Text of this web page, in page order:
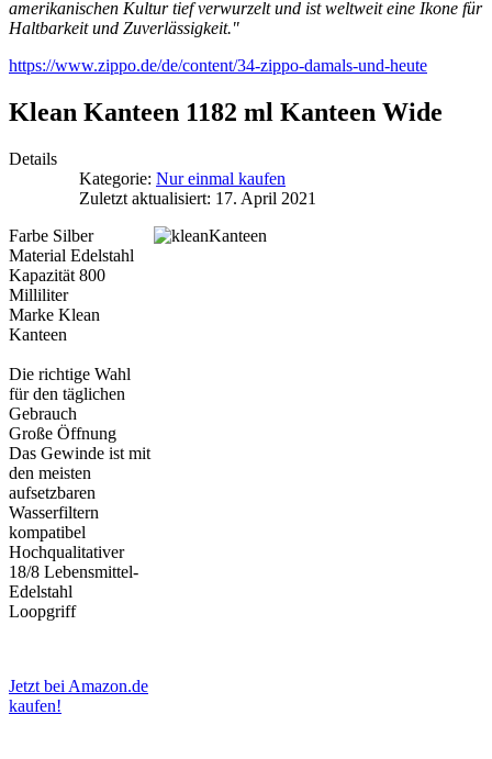
amerikanischen Kultur tief verwurzelt und ist weltweit eine Ikone für
Haltbarkeit und Zuverlässigkeit."
https://www.zippo.de/de/content/34-zippo-damals-und-heute
Klean Kanteen 1182 ml Kanteen Wide
Details
Kategorie: Nur einmal kaufen
Zuletzt aktualisiert: 17. April 2021
Farbe Silber
Material Edelstahl
Kapazität 800
Milliliter
Marke Klean
Kanteen
Die richtige Wahl
für den täglichen
Gebrauch
Große Öffnung
Das Gewinde ist mit
den meisten
aufsetzbaren
Wasserfiltern
kompatibel
Hochqualitativer
18/8 Lebensmittel-
Edelstahl
Loopgriff
Jetzt bei Amazon.de
kaufen!